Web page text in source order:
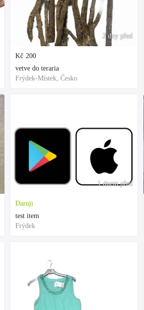
2 dny před
Kč 200
vetve do teraria
Frýdek-Místek, Česko
1 dnem před
Daruji
test item
Frýdek